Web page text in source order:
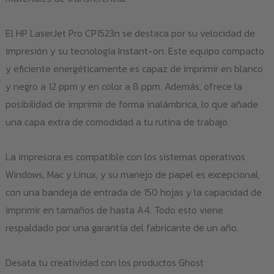
El HP LaserJet Pro CP1523n se destaca por su velocidad de
impresión y su tecnología Instant-on. Este equipo compacto
y eficiente energéticamente es capaz de imprimir en blanco
y negro a 12 ppm y en color a 8 ppm. Además, ofrece la
posibilidad de imprimir de forma inalámbrica, lo que añade
una capa extra de comodidad a tu rutina de trabajo.
La impresora es compatible con los sistemas operativos
Windows, Mac y Linux, y su manejo de papel es excepcional,
con una bandeja de entrada de 150 hojas y la capacidad de
imprimir en tamaños de hasta A4. Todo esto viene
respaldado por una garantía del fabricante de un año.
Desata tu creatividad con los productos Ghost